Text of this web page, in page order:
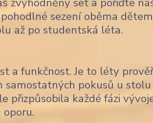
sezení oběma
až po studentská léta.
a funkčnost. Je to léty
pokusů u stolu
přizpůsobila každé fázi